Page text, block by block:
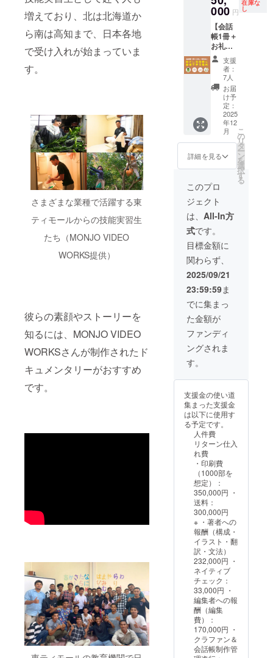
増えており、北は北海道か
ら南は高知まで、日本各地
で受け入れが始まっていま
す。
さまざまな業種で活躍する東
ティモールからの技能実習生
たち（MONJO VIDEO
WORKS提供）
彼らの素顔やストーリーを
知るには、MONJO VIDEO
WORKSさんが制作されたド
キュメンタリーがおすすめ
です。
ど詳細
はメー
ルでお
知らせ
いたし
ます。
※寄贈風
景は制
作活動
報告
メール
でお届
けする
予定で
す。
成品は
デザイ
ンが変
更とな
る可能
性があ
りま
す。 ※
完成報
告会の
開催は
2025年
12月
頃、
の使用
を予定
ます。
日程な
ど詳細
はメー
ルでお
知らせ
いたし
ます。
※寄贈風
景は制
作活動
報告
メール
でお届
けする
予定で
す。
をお送
りしま
す。
例2）備
考欄に
「29」
と記入
→29冊
を寄贈
して、
残り1冊
をお送
りしま
す。 ※
ある会
話帳は
ルで
す。完
成品は
デザイ
更とな
る可能
性があ
りま
す。 ※
完成報
告会の
開催は
2025年
12月
頃、
ZOOM
の使用
ます。
日程な
ど詳細
はメー
ルでお
知らせ
いたし
ます。
※寄贈風
景は制
作活動
報告
メール
でお届
けする
予定で
す。
くださ
い。
※50冊か
ら寄贈
分を除
いた冊
数をご
記入い
ただい
た住所
にお送
りしま
す。
例1）備
「1」と
記入→1
贈し
て、残
り49冊
をお送
す。
例2）備
考欄に
「49」
と記入
→49冊
を寄贈
して、
残り1冊
をお送
りしま
す。 ※
画像に
サンプ
ルで
す。完
成品は
デザイ
ンが変
更とな
る可能
性があ
りま
す。 ※
完成報
告会の
開催は
2025年
12月
頃、
ZOOM
の使用
を予定
してい
ます。
日程な
ど詳細
はメー
ルでお
知らせ
いたし
ます。
お名前
（15文
字以
内）】
をご記
入くだ
さい。
※掲載す
るお名
前は1文
字あた
り3mm
四方を
想定し
すが、
支援人
動する
ことを
ご了承
くださ
※100冊
から寄
贈分を
除いた
冊数を
ご記入
いただ
いた住
所にお
送りし
ます。
例1）
備考欄
→1冊を
寄贈し
て、残
り99冊
をお送
りしま
す。
例2）備
考欄に
「99」
と記入
→99冊
を寄贈
して、
残り1冊
をお送
りしま
す。 ※
画像に
ある会
話帳は
サンプ
ルで
す。完
成品は
デザイ
ンが変
更とな
る可能
編集長
による
会話帳
の作り
方教
室」参
像にあ
る会話
帳はサ
ンプル
です。
完成品
はデザ
インが
変更と
ありま
完成報
告会の
開催は
2025年
12月
頃、
ZOOM
の使用
してい
ます。
日程な
ど詳細
はメー
ルでお
知らせ
※会話帳
の作り
方講座
の開催
日程
は、互
いの都
合のよ
い時期
を、
メール
で個別
に調整
いたし
ます。
※必ず、
【備考
欄】
に、
【会話
帳に掲
載する
お名前
（15文
字以
内）】
をご記
入くだ
さい。
ル、会
話帳に
お名前
掲載）
・『旅
の指さ
し会話
帳 東
ティ
モー
ル』1冊
・完成
報告会
（オン
ライ
ン） ・
の指さ
帳創刊
編集長
の出張
講演
会」開
催 ※画
像にあ
る会話
ンプル
です。
完成品
はデザ
インが
変更と
なる可
す。 ※
完成報
告会の
開催は
2025年
12月
頃、
ZOOM
の使用
を予定
してい
ます。
日程な
ど詳細
はメー
ルでお
知らせ
いたし
ます。
※講演会
の開催
日程
は、互
いの都
合のよ
い時期
を、
メール
で個別
13,000
円のリ
ターン
と同じ
内容と
なり、
差額は
制作費
に充て
させて
いただ
きま
す。 ・
お礼メ
ニュー
（感謝
作活動
報告
メー
ル、会
話帳に
お名前
掲載）
・『旅
の指さ
し会話
帳 東
ティ
モー
ル』1冊
・完成
報告会
（オン
ライ
ある会
話帳は
サンプ
ルで
す。完
成品は
デザイ
ンが変
更とな
る可能
性があ
りま
す。 ※
完成報
告会の
開催は
2025年
12月
頃、
ZOOM
の使用
を予定
してい
ます。
日程な
ど詳細
はメー
ルでお
知らせ
000 円
在庫な
し
【会話
帳1冊＋
お礼＋
報告会
＋会話
帳にイ
ラスト
で登
場】 お
礼のメ
ニュー
に加え
て、会
話帳1冊
の提供
と、完
成報告
会にご
招待し
ます。
また、
会話帳
のどこ
かに著
者が描
いたあ
なたに
似た
キャラ
クター
が登場
しま
す。 ・
お礼メ
のメー
作活動
報告
メー
ル、会
話帳に
お名前
・『旅
の指さ
し会話
帳 東
ティ
モー
ル』1冊
・完成
報告会
（オン
ライ
ン） ・
『旅の
指さし
会話帳
東ティ
モー
ル』中
でキャ
ラク
支援
者：
7人
お届
け予
定：
2025
年12
月
詳細を見る
こ
の
リ
タ
ー
ン
を
選
択
す
る
このプロ
ジェクト
は、 All-In方
式です。
目標金額に
関わらず、
2025/09/21
23:59:59ま
でに集まっ
た金額が
ファンディ
ングされま
す。
支援金の使い道
集まった支援金
は以下に使用す
る予定です。
人件費
リターン仕入
れ費
・印刷費
（1000部を
想定）：
350,000円 ・
送料：
300,000円
※ ・著者への
報酬（構成・
イラスト・翻
訳・文法）
232,000円 ・
ネイティブ
チェック：
33,000円 ・
編集者への報
酬（編集
費）：
170,000円 ・
クラファン＆
会話帳制作管